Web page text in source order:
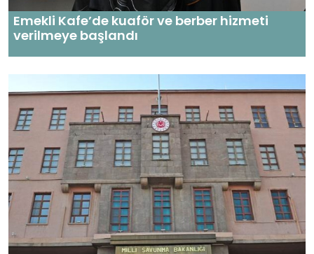
Emekli Kafe’de kuaför ve berber hizmeti
verilmeye başlandı